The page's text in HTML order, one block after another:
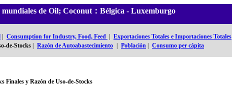
mundiales de Oil; Coconut：Bélgica - Luxemburgo
Consumption for Industry, Food, Feed Exportaciones Totales e Importaciones Totales
de-Stocks
Razón de Autoabastecimiento Población Consumo per cápita
Finales y Razón de Uso-de-Stocks